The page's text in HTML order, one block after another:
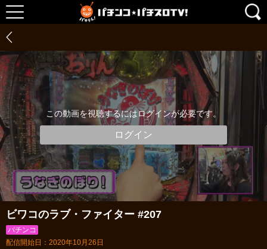
この動画を視聴するにはログインが必要です。
ログイン
ビワコのラブ・ファイター #207
パチンコ
配信開始日：2020年10月26日